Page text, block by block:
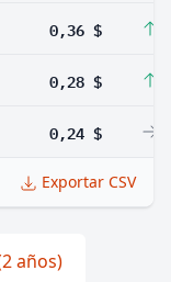
0,36 $
0,28 $
0,24 $
Exportar CSV
años)